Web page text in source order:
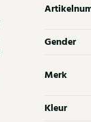
Gender
Merk
Kleur